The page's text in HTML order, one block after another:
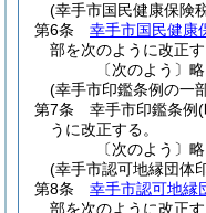
(幸手市国民健康保険
第6条
幸手市国民健康
部を次のように改正す
〔次のよう〕略
(幸手市印鑑条例の一
第7条
幸手市印鑑条例(
うに改正する。
〔次のよう〕略
(幸手市認可地縁団体
第8条
幸手市認可地縁
部を次のように改正す